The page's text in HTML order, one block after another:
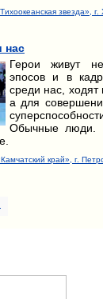
звезда»,
нас
Герои живут
эпосов и в
среди нас,
а для
Обычные люди.
край», г.